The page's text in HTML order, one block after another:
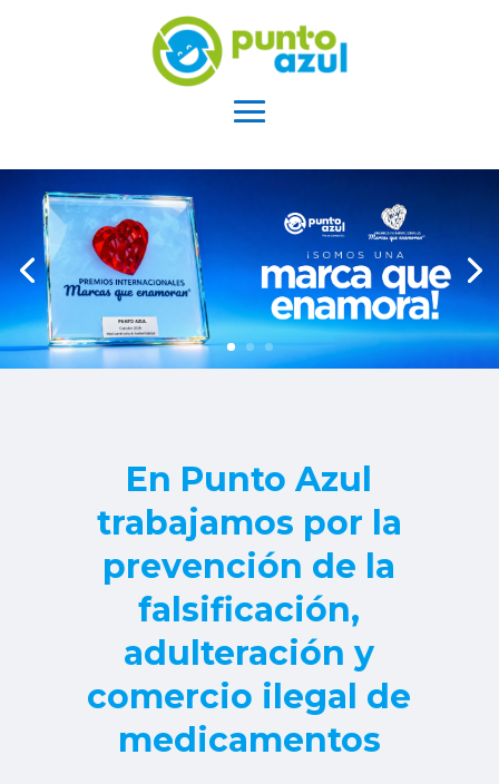
En Punto Azul
trabajamos por la
prevención de la
falsificación,
adulteración y
comercio ilegal de
medicamentos